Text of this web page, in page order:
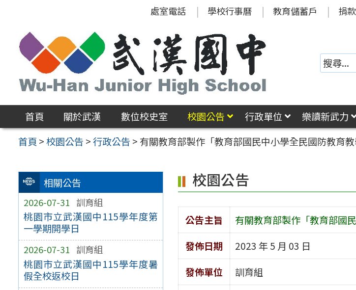
區
處室電話 學校行事曆 教育儲蓄戶 捐
首頁 關於武漢 數位校史室 校園公告 行政單位 樂讀新武力
首頁 >校園公告 >行政公告 > 有關教育部製作「教育部國民中小學全民國防教育
相關公告
2026-07-31 訓育組
桃園市立武漢國中115學年度第
一學期開學日
2026-07-31 訓育組
桃園市立武漢國中115學年度暑
假全校返校日
校園公告
公告主旨
有關教育部製作「教育部國
發佈日期
2023 年 5 月 03 日
發佈單位
訓育組